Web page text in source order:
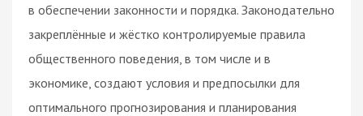
в обеспечении законности и порядка. Законодательно
закреплённые и жёстко контролируемые правила
общественного поведения, в том числе и в
экономике, создают условия и предпосылки для
оптимального прогнозирования и планирования